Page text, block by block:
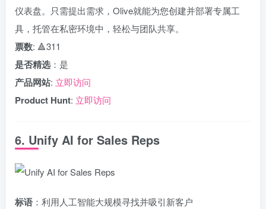
仪表盘。只需提出需求，Olive就能为您创建并部署专属工
具，托管在私密环境中，轻松与团队共享。
票数: 🔺311
是否精选 ：是
产品网站: 立即访问
Product Hunt: 立即访问
6. Unify AI for Sales Reps
标语 ：利用人工智能大规模寻找并吸引新客户